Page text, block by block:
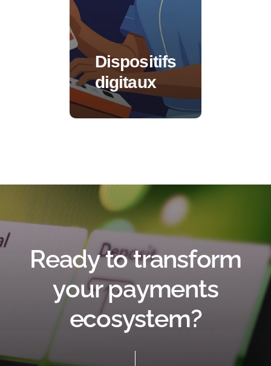
Dispositifs
digitaux
Readytotransform
yourpayments
ecosystem?